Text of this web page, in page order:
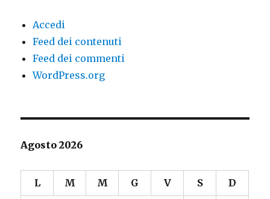
Accedi
Feed dei contenuti
Feed dei commenti
WordPress.org
Agosto 2026
L M M G V S D